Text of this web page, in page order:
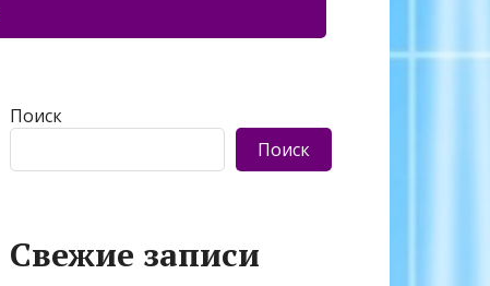
Поиск
Поиск
Свежие записи